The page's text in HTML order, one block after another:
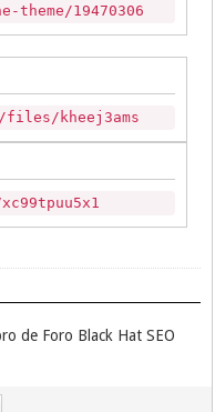
theme/19470306
kheej3ams
de Foro Black Hat SEO